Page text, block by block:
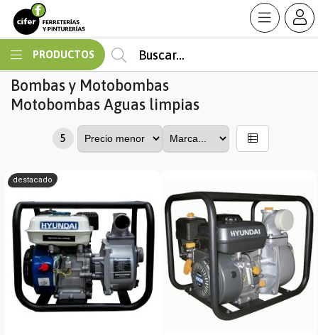
PRODUCTOS
Bombas y Motobombas
Motobombas Aguas limpias
5
destacado